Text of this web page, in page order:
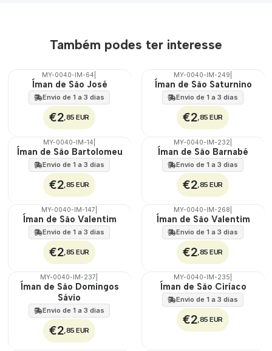
Também podes ter interesse
🇵🇹
100%
MY-0040-IM-64
Íman de São José
Envio de 1 a 3 dias
€2 ,85 EUR
🇵🇹
100%
MY-0040-IM-249
Íman de São Saturnino
Envio de 1 a 3 dias
€2 ,85 EUR
🇵🇹
100%
MY-0040-IM-14
Íman de São Bartolomeu
Envio de 1 a 3 dias
€2 ,85 EUR
🇵🇹
100%
MY-0040-IM-232
Íman de São Barnabé
Envio de 1 a 3 dias
€2 ,85 EUR
🇵🇹
100%
MY-0040-IM-147
Íman de São Valentim
Envio de 1 a 3 dias
€2 ,85 EUR
🇵🇹
100%
MY-0040-IM-268
Íman de São Valentim
Envio de 1 a 3 dias
€2 ,85 EUR
🇵🇹
MY-0040-IM-237
Íman de São Domingos
Sávio
Envio de 1 a 3 dias
€2 ,85 EUR
🇵🇹
100%
MY-0040-IM-235
Íman de São Ciríaco
Envio de 1 a 3 dias
€2 ,85 EUR